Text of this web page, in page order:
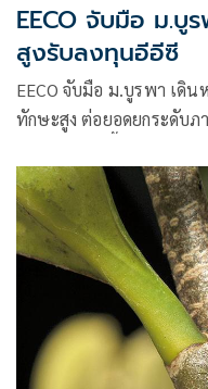
EECO จับมือ ม.บู
สูงรับลงทุนอีอีซี
EECO จับมือ ม.บูรพา เดิ
ทักษะสูง ต่อยอดยกระดับภ